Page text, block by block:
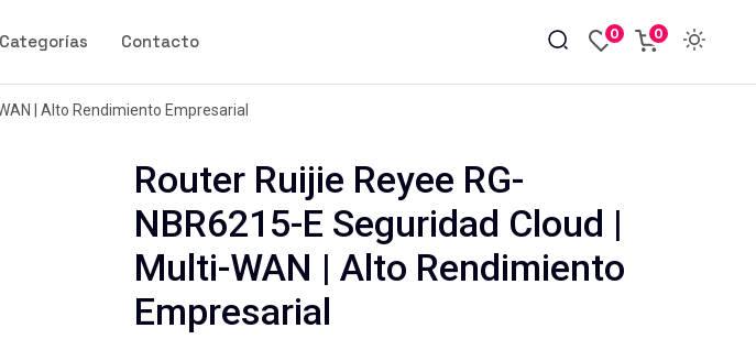
Categorías Contacto 0 0
| Alto Rendimiento Empresarial
Router Ruijie Reyee RG-
NBR6215-E Seguridad Cloud |
Multi-WAN | Alto Rendimiento
Empresarial